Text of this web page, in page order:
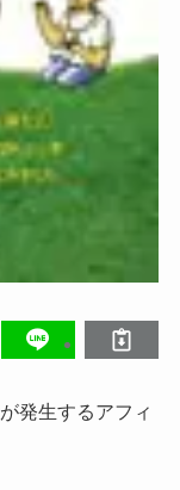
発生するアフィ